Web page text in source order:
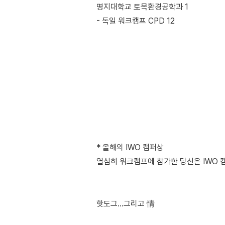
명지대학교 토목환경공학과 1
- 독일 워크캠프 CPD 12
* 올해의 IWO 캠퍼상
열심히 워크캠프에 참가한 당신은 IWO
핫도그...그리고 情